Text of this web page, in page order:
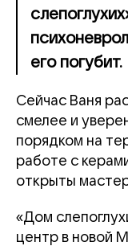
его погубит.
Сейчас Ваня
смелее и
порядком на
работе с
открыты
«Дом
центр в новой